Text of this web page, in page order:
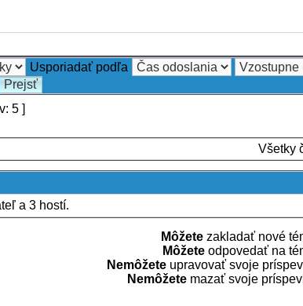
Usporiadať podľa
5 ]
Všetky
a 3 hostí.
Môžete zakladať nové
Môžete odpovedať na
Nemôžete upravovať svoje
Nemôžete mazať svoje